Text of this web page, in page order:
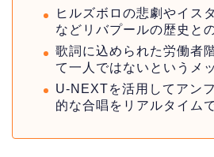
ヒルズボロの悲劇やイス
などリバプールの歴史と
歌詞に込められた労働者
て一人ではないというメ
U-NEXTを活用してアン
的な合唱をリアルタイム